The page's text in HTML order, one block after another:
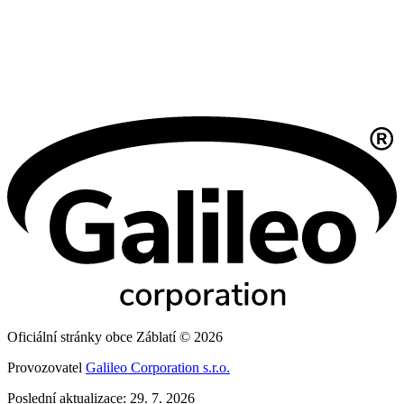
Oficiální stránky obce Záblatí © 2026
Provozovatel Galileo Corporation s.r.o.
Poslední aktualizace: 29. 7. 2026